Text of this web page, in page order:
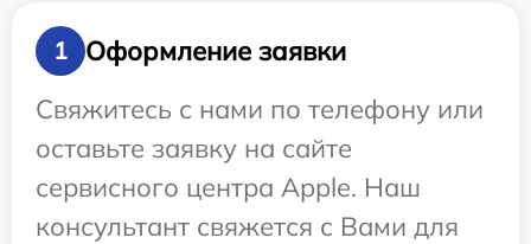
1
Оформление заявки
Свяжитесь с нами по телефону или
оставьте заявку на сайте
сервисного центра Apple. Наш
консультант свяжется с Вами для